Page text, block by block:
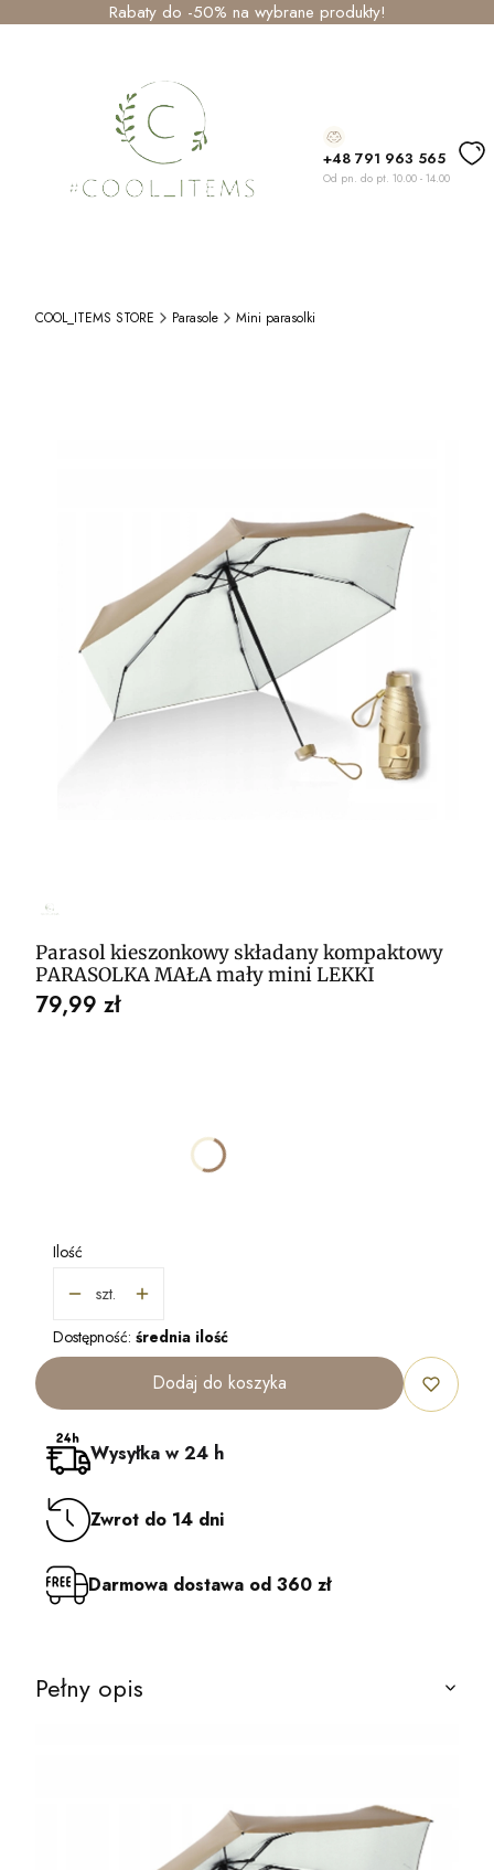
Rabaty do -50% na wybrane produkty!
+48 791 963 565
Od pn. do pt. 10.00 - 14.00
COOL_ITEMS STORE Parasole Mini parasolki
Parasol kieszonkowy składany kompaktowy
PARASOLKA MAŁA mały mini LEKKI
Cena
79,99 zł
Poszczególne warianty mogą różnić się ceną
Ilość
szt.
Dostępność: średnia ilość
Dodaj do koszyka
Wysyłka w 24 h
Zwrot do 14 dni
Darmowa dostawa od 360 zł
Pełny opis